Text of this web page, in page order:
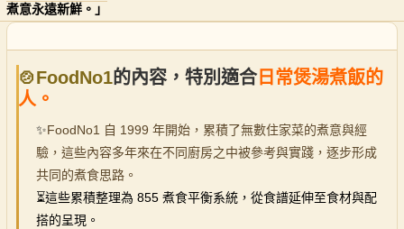
煮意永遠新鮮。」
🍲FoodNo1的內容，特別適合 日常煲湯煮飯的
人。
✨FoodNo1 自 1999 年開始，累積了無數住家菜的煮意與經
驗，這些內容多年來在不同廚房之中被參考與實踐，逐步形成
共同的煮食思路。
⏳這些累積整理為 855 煮食平衡系統，從食譜延伸至食材與配
搭的呈現。